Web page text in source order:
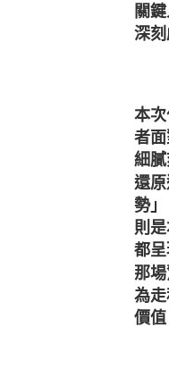
關
深
本
者
細
還
勢
則
都
那
為
價